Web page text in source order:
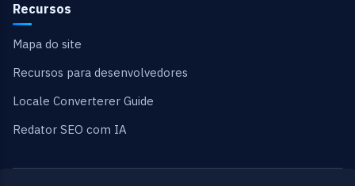
Recursos
Mapa do site
Recursos para desenvolvedores
Locale Converterer Guide
Redator SEO com IA